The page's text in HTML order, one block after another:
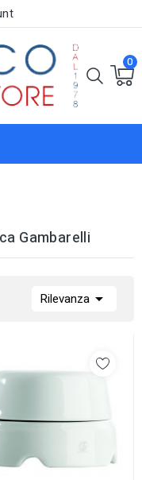
0
Gambarelli
Rilevanza 